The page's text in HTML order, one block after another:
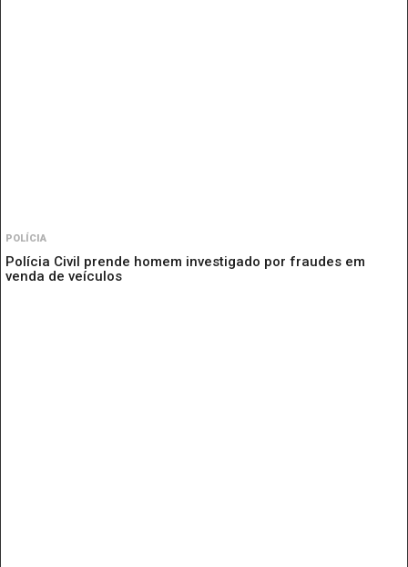
POLÍCIA
Polícia Civil prende homem investigado por fraudes em
venda de veículos